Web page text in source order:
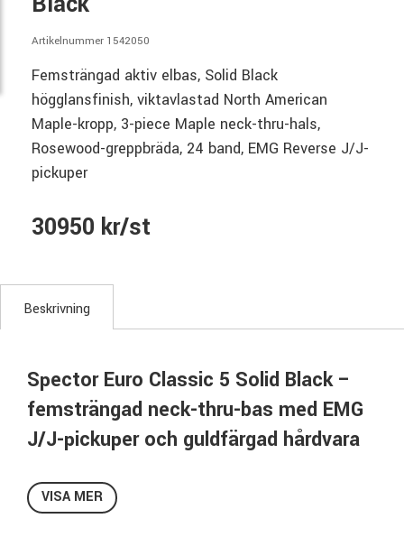
Artikelnummer 1542050
Femsträngad aktiv elbas, Solid Black
högglansfinish, viktavlastad North American
Maple-kropp, 3-piece Maple neck-thru-hals,
Rosewood-greppbräda, 24 band, EMG Reverse J/J-
pickuper
30950 kr/st
Beskrivning
Spector Euro Classic 5 Solid Black –
femsträngad neck-thru-bas med EMG
J/J-pickuper och guldfärgad hårdvara
elbas i Euro Classic-serien, framtagen med tydlig inspiration
från de Spector-basar som definierade många klassiska
VISA MER